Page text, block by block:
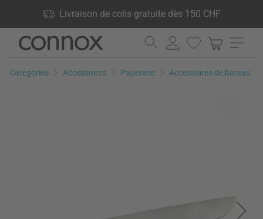
Livraison de colis gratuite dès 150 CHF
produits en stock, Droit de retour de 60 jours
Aller
contenu
Aller
la
Catégories Accessoires Papeterie Accessoires de bureau